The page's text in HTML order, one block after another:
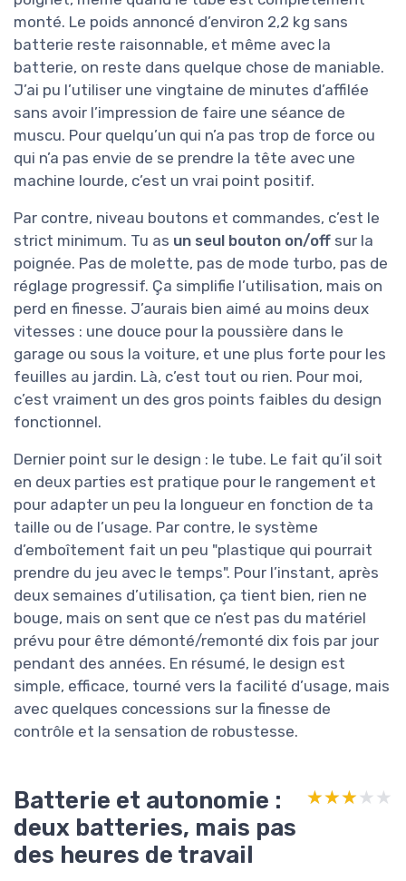
monté. Le poids annoncé d’environ 2,2 kg sans
batterie reste raisonnable, et même avec la
batterie, on reste dans quelque chose de maniable.
J’ai pu l’utiliser une vingtaine de minutes d’affilée
sans avoir l’impression de faire une séance de
muscu. Pour quelqu’un qui n’a pas trop de force ou
qui n’a pas envie de se prendre la tête avec une
machine lourde, c’est un vrai point positif.
Par contre, niveau boutons et commandes, c’est le
strict minimum. Tu as un seul bouton on/off sur la
poignée. Pas de molette, pas de mode turbo, pas de
réglage progressif. Ça simplifie l’utilisation, mais on
perd en finesse. J’aurais bien aimé au moins deux
vitesses : une douce pour la poussière dans le
garage ou sous la voiture, et une plus forte pour les
feuilles au jardin. Là, c’est tout ou rien. Pour moi,
c’est vraiment un des gros points faibles du design
fonctionnel.
Dernier point sur le design : le tube. Le fait qu’il soit
en deux parties est pratique pour le rangement et
pour adapter un peu la longueur en fonction de ta
taille ou de l’usage. Par contre, le système
d’emboîtement fait un peu "plastique qui pourrait
prendre du jeu avec le temps". Pour l’instant, après
deux semaines d’utilisation, ça tient bien, rien ne
bouge, mais on sent que ce n’est pas du matériel
prévu pour être démonté/remonté dix fois par jour
pendant des années. En résumé, le design est
simple, efficace, tourné vers la facilité d’usage, mais
avec quelques concessions sur la finesse de
contrôle et la sensation de robustesse.
Batterie et autonomie :
deux batteries, mais pas
des heures de travail
★★★★★
★★★★★